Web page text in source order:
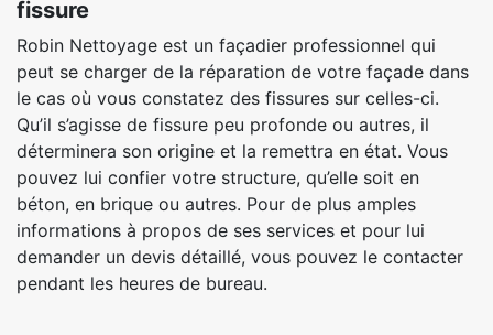
fissure
Robin Nettoyage est un façadier professionnel qui
peut se charger de la réparation de votre façade dans
le cas où vous constatez des fissures sur celles-ci.
Qu’il s’agisse de fissure peu profonde ou autres, il
déterminera son origine et la remettra en état. Vous
pouvez lui confier votre structure, qu’elle soit en
béton, en brique ou autres. Pour de plus amples
informations à propos de ses services et pour lui
demander un devis détaillé, vous pouvez le contacter
pendant les heures de bureau.